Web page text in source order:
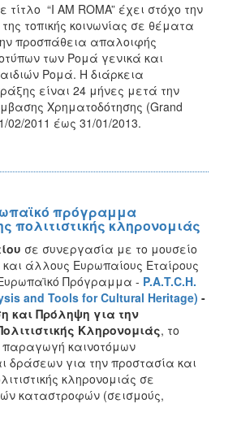
“Ι ΑΜ ROMA” έχει στόχο την
τοπικής κοινωνίας σε θέματα
προσπάθεια απαλοιφής
των Ρομά γενικά και
Ρομά. Η διάρκεια
είναι 24 μήνες μετά την
Χρηματοδότησης (Grand
02/2011 έως 31/01/2013.
πρόγραμμα
πολιτιστικής κληρονομιάς
σε συνεργασία με το μουσείο
και άλλους Ευρωπαίους Εταίρους
Πρόγραμμα - P.A.T.C.H.
and Tools for Cultural Heritage) -
και Πρόληψη για την
Κληρονομιάς, το
καινοτόμων
δράσεων για την προστασία και
κληρονομιάς σε
καταστροφών (σεισμούς,